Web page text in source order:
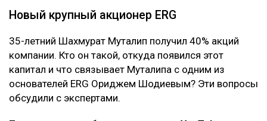
Новый крупный акционер ERG
35-летний Шахмурат Муталип получил 40% акций
компании. Кто он такой, откуда появился этот
капитал и что связывает Муталипа с одним из
основателей ERG Ориджем Шодиевым? Эти вопросы
обсудили с экспертами.